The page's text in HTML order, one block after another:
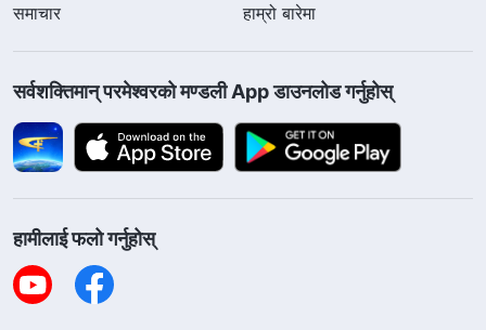
समाचार
हाम्रो बारेमा
सर्वशक्तिमान्‌ परमेश्‍वरको मण्डली App डाउनलोड गर्नुहोस्
हामीलाई फलो गर्नुहोस्